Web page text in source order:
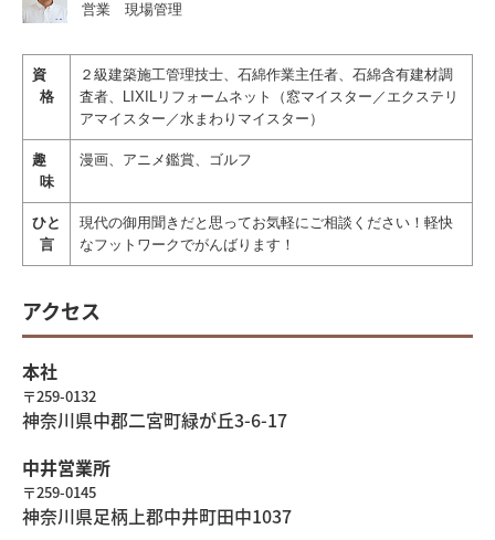
営業 現場管理
資
格
２級建築施工管理技士、石綿作業主任者、石綿含有建材調
査者、LIXILリフォームネット（窓マイスター／エクステリ
アマイスター／水まわりマイスター）
趣
味
漫画、アニメ鑑賞、ゴルフ
ひと
言
現代の御用聞きだと思ってお気軽にご相談ください！軽快
なフットワークでがんばります！
アクセス
本社
〒259-0132
神奈川県中郡二宮町緑が丘3-6-17
中井営業所
〒259-0145
神奈川県足柄上郡中井町田中1037